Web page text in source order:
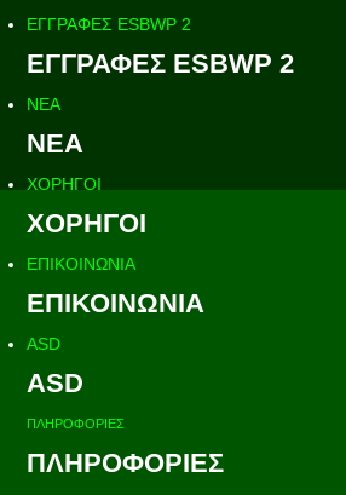
ΕΓΓΡΑΦΕΣ ESBWP 2
ΕΓΓΡΑΦΕΣ ESBWP 2
ΝΕΑ
ΝΕΑ
ΧΟΡΗΓΟΙ
ΧΟΡΗΓΟΙ
ΕΠΙΚΟΙΝΩΝΙΑ
ΕΠΙΚΟΙΝΩΝΙΑ
ASD
ASD
ΠΛΗΡΟΦΟΡΙΕΣ
ΠΛΗΡΟΦΟΡΙΕΣ